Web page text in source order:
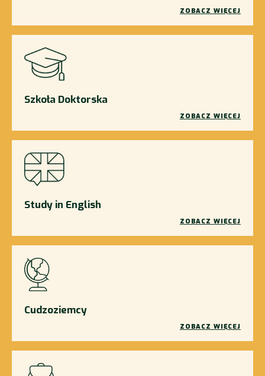
ZOBACZ WIĘCEJ
Szkoła Doktorska
ZOBACZ WIĘCEJ
Study in English
ZOBACZ WIĘCEJ
Cudzoziemcy
ZOBACZ WIĘCEJ